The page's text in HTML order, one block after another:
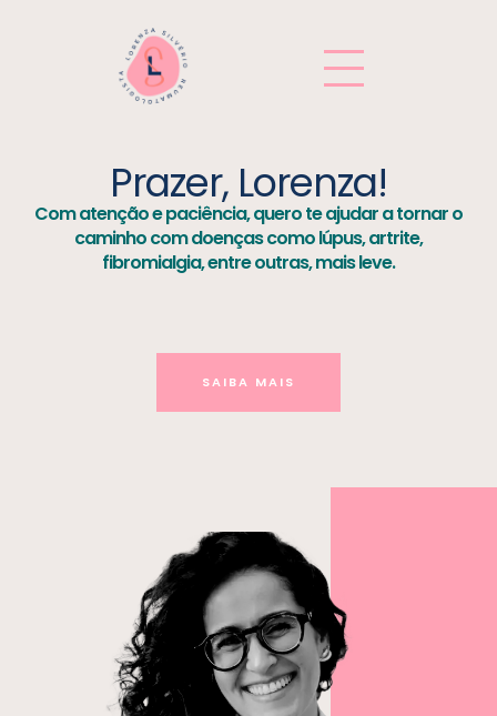
Prazer, Lorenza!
Com atenção e paciência, quero te ajudar a tornar o
caminho com doenças como lúpus, artrite,
fibromialgia, entre outras, mais leve.
SAIBA MAIS